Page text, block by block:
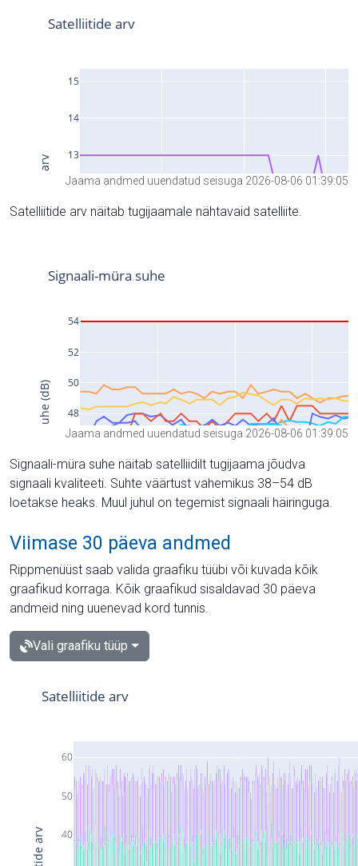
Jaama andmed uuendatud seisuga 2026-08-06 01:39:05
Satelliitide arv näitab tugijaamale nähtavaid satelliite.
Jaama andmed uuendatud seisuga 2026-08-06 01:39:05
Signaali-müra suhe näitab satelliidilt tugijaama jõudva
signaali kvaliteeti. Suhte väärtust vahemikus 38–54 dB
loetakse heaks. Muul juhul on tegemist signaali häiringuga.
Viimase 30 päeva andmed
Rippmenüüst saab valida graafiku tüübi või kuvada kõik
graafikud korraga. Kõik graafikud sisaldavad 30 päeva
andmeid ning uuenevad kord tunnis.
Vali graafiku tüüp
40
50
60
Satelliitide arv